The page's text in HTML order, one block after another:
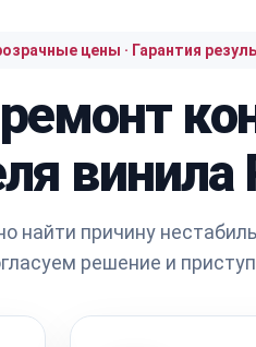
цены · Гарантия
винила
причину
решение и